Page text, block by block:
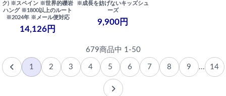
ク) ※スペイン ※世界的礫岩
ハング ※1800以上のルート
※2024年 ※メール便対応
14,126円
※成長を妨げないキッズシュ
ーズ
9,900円
679商品中 1-50
1 2 3 4 5 6 7 8 9 ... 14